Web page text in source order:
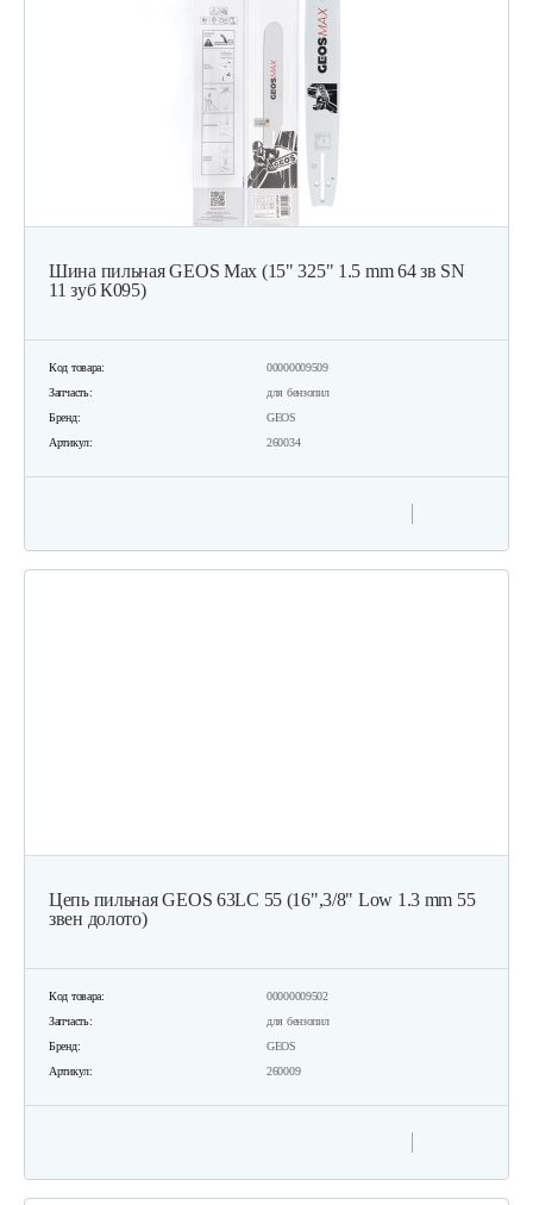
Шина пильная GEOS Max (15" 325" 1.5 mm 64 зв SN
11 зуб К095)
Код товара:
00000009509
Запчасть:
для бензопил
Бренд:
GEOS
Артикул:
260034
Цепь пильная GEOS 63LC 55 (16",3/8" Low 1.3 mm 55
звен долото)
Код товара:
00000009502
Запчасть:
для бензопил
Бренд:
GEOS
Артикул:
260009